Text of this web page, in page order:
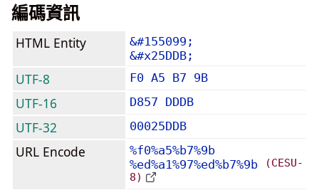
編碼資訊
HTML Entity
&#155099;
&#x25DDB;
UTF-8 F0 A5 B7 9B
UTF-16 D857 DDDB
UTF-32 00025DDB
URL Encode
%f0%a5%b7%9b
%ed%a1%97%ed%b7%9b
(CESU-
8)